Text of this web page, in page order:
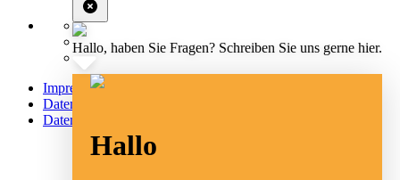
Impressum
Datenschutz
Datenschutz Social Media
Hallo, haben Sie Fragen? Schreiben Sie uns gerne hier.
Hallo